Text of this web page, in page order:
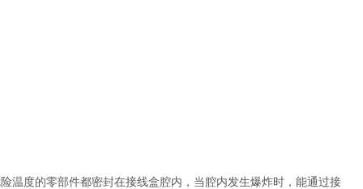
度的零部件都密封在接线盒腔内，当腔内发生爆炸时，能通过接